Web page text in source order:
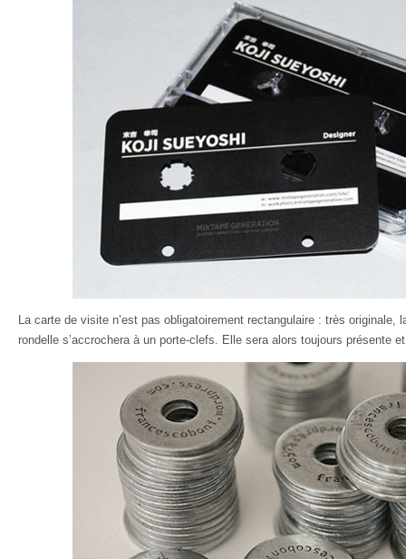
La carte de visite n’est pas obligatoirement rectangulaire : très originale,
rondelle s’accrochera à un porte-clefs. Elle sera alors toujours présente